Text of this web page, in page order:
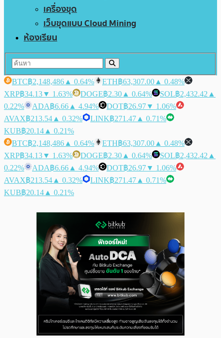
เครื่องขุด
เว็บขุดแบบ Cloud Mining
ห้องเรียน
BTC฿2,148,486 ▲ 0.64% ETH฿63,307.00 ▲ 0.48%
XRP฿34.13▼ 1.63% DOGE฿2.30 ▲ 0.64% SOL฿2,432.42 ▲
0.22%
ADA฿6.66 ▲ 4.94% DOT฿26.97▼ 1.06%
AVAX฿213.54 ▲ 0.32% LINK฿271.47 ▲ 0.71%
KUB฿20.14 ▲ 0.21%
BTC฿2,148,486 ▲ 0.64% ETH฿63,307.00 ▲ 0.48%
XRP฿34.13▼ 1.63% DOGE฿2.30 ▲ 0.64% SOL฿2,432.42 ▲
0.22%
ADA฿6.66 ▲ 4.94% DOT฿26.97▼ 1.06%
AVAX฿213.54 ▲ 0.32% LINK฿271.47 ▲ 0.71%
KUB฿20.14 ▲ 0.21%